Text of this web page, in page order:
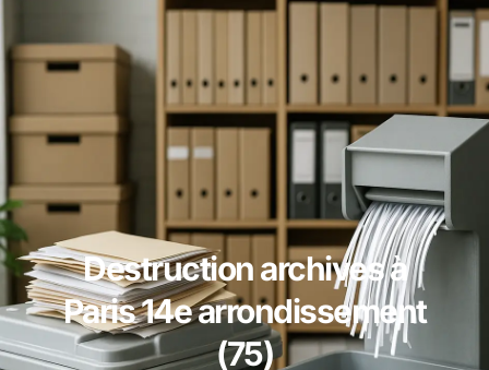
Destruction archives à
Paris 14e arrondissement
(75)